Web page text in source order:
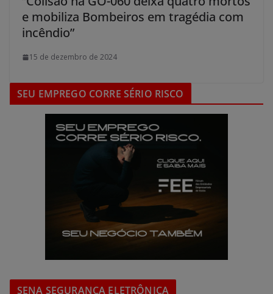
e mobiliza Bombeiros em tragédia com
incêndio”
15 de dezembro de 2024
SEU EMPREGO CORRE SÉRIO RISCO
SENA SEGURANÇA ELETRÔNICA